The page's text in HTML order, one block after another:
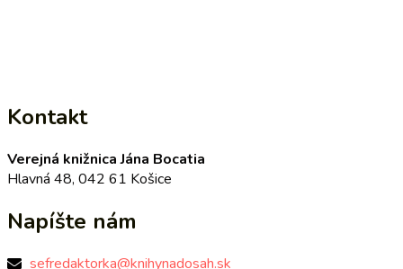
Kontakt
Verejná knižnica Jána Bocatia
Hlavná 48, 042 61 Košice
Napíšte nám
sefredaktorka@knihynadosah.sk